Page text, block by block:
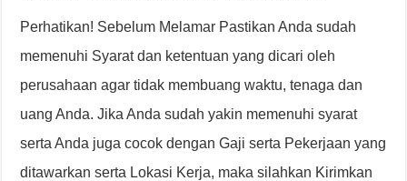
Perhatikan! Sebelum Melamar Pastikan Anda sudah
memenuhi Syarat dan ketentuan yang dicari oleh
perusahaan agar tidak membuang waktu, tenaga dan
uang Anda. Jika Anda sudah yakin memenuhi syarat
serta Anda juga cocok dengan Gaji serta Pekerjaan yang
ditawarkan serta Lokasi Kerja, maka silahkan Kirimkan